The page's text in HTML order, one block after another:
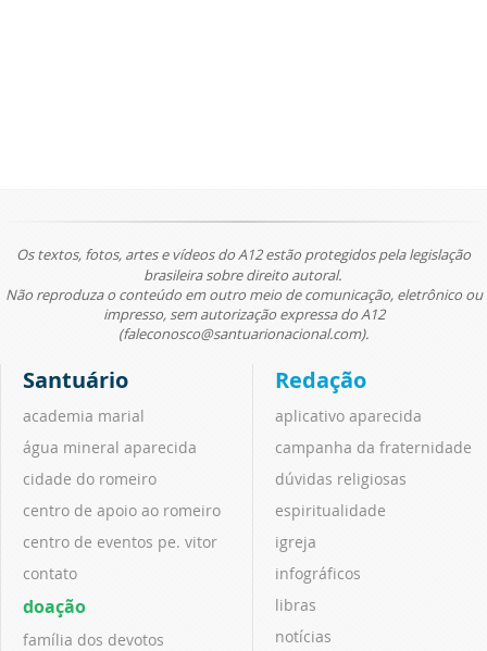
Os textos, fotos, artes e vídeos do A12 estão protegidos pela legislação
brasileira sobre direito autoral.
Não reproduza o conteúdo em outro meio de comunicação, eletrônico ou
impresso, sem autorização expressa do A12
(faleconosco@santuarionacional.com).
Santuário
academia marial
água mineral aparecida
cidade do romeiro
centro de apoio ao romeiro
centro de eventos pe. vitor
contato
doação
família dos devotos
Redação
aplicativo aparecida
campanha da fraternidade
dúvidas religiosas
espiritualidade
igreja
infográficos
libras
notícias